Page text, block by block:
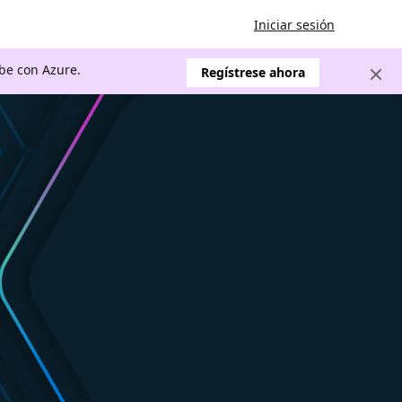
Iniciar sesión
con Azure. Regístrese ahora